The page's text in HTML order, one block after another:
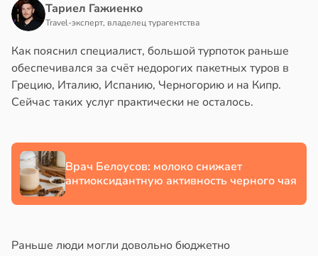
Тариел Гажиенко
Travel-эксперт, владелец турагентства
Как пояснил специалист, большой турпоток раньше
обеспечивался за счёт недорогих пакетных туров в
Грецию, Италию, Испанию, Черногорию и на Кипр.
Сейчас таких услуг практически не осталось.
Врач Белоусов: молоко снижает
антиоксидантную активность черного чая
Раньше люди могли довольно бюджетно